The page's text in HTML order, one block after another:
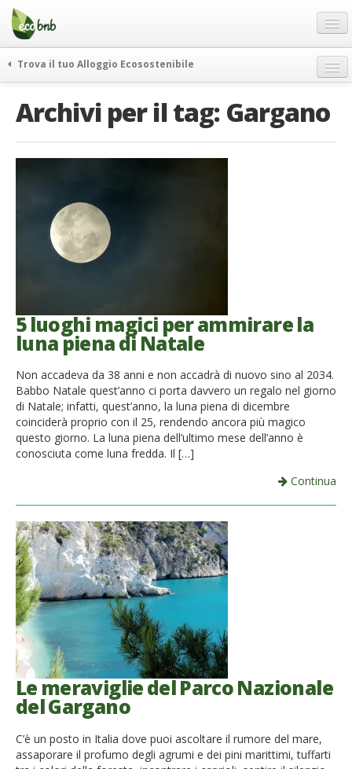
Menu
Salta
contenuto
Offerte Speciali
Regali
FAQ
Contatti
Italiano
Spanish
French
Italiano
Trova il tuo Alloggio Ecosostenibile
itinerari
vivere e viaggiare verde
ecohotel
rassegna stampa
Archivi per il tag: Gargano
5 luoghi magici per ammirare la
luna piena di Natale
Non accadeva da 38 anni e non accadrà di nuovo sino al 2034.
Babbo Natale quest’anno ci porta davvero un regalo nel giorno
di Natale; infatti, quest’anno, la luna piena di dicembre
coinciderà proprio con il 25, rendendo ancora più magico
questo giorno. La luna piena dell’ultimo mese dell’anno è
conosciuta come luna fredda. Il […]
Continua
Le meraviglie del Parco Nazionale
del Gargano
C’è un posto in Italia dove puoi ascoltare il rumore del mare,
assaporare il profumo degli agrumi e dei pini marittimi, tuffarti